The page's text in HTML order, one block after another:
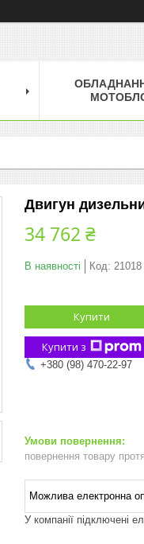
Двигун
34 762 ₴
В наявності Код: 21018
Купити
Купити з
+380 (98) 470-22-97
повернення товару
У компанії підключені